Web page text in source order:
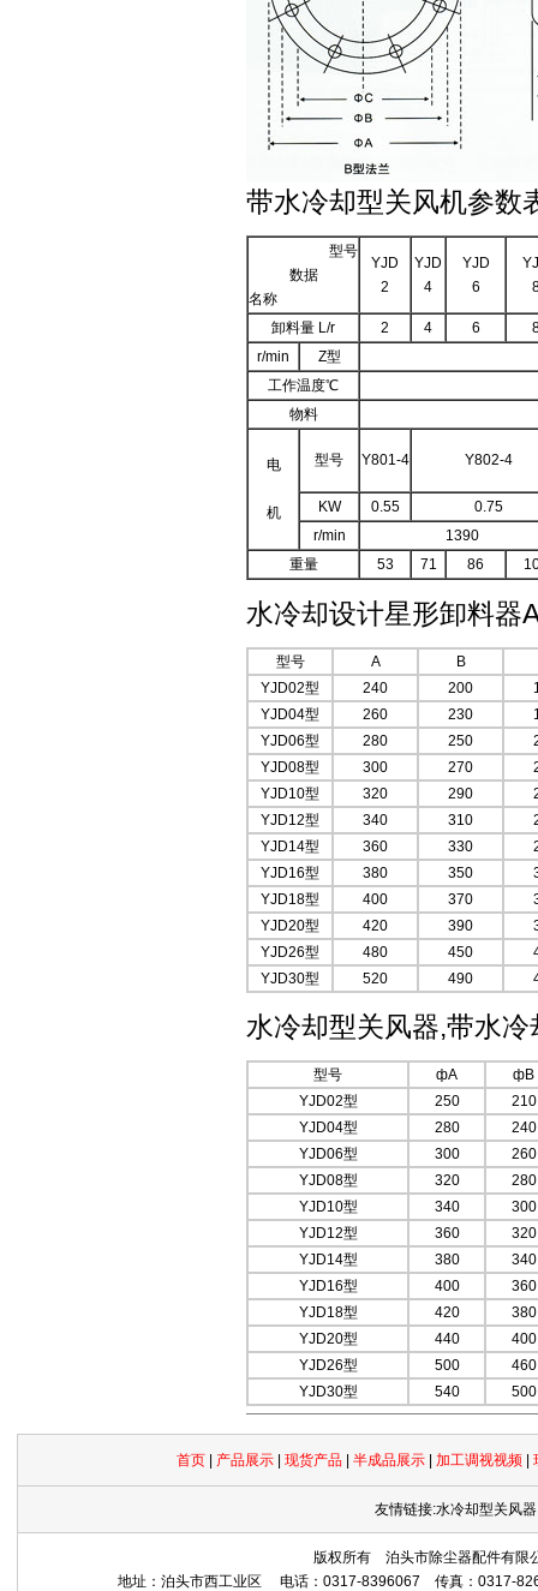
带水冷却型关风机参数
型号
数据
名称
YJD
2
YJD
4
YJD
6
卸料量 L/r 2 4 6
r/min
Z型
工作温度℃
物料
电
机
型号 Y801-4 Y802-4
KW 0.55
0.75
r/min
1390
重量
53 71 86
水冷却设计星形卸料器
型号 A
B
YJD02型
240 200
YJD04型
260 230
YJD06型
280 250
YJD08型
300 270
YJD10型
320 290
YJD12型
340 310
YJD14型
360 330
YJD16型
380 350
YJD18型
400 370
YJD20型
420 390
YJD26型
480 450
YJD30型
520 490
水冷却型关风器,带水
型号 фA
фB
YJD02型
250
210
YJD04型
280
240
YJD06型
300
260
YJD08型
320
280
YJD10型
340
300
YJD12型
360
320
YJD14型
380
340
YJD16型
400
360
YJD18型
420
380
YJD20型
440
400
YJD26型
500
460
YJD30型
540 500
首页| 产品展示| 现货产品| 半成品展示| 加工调视视频|
友情链接:水冷却型关风
版权所有 泊头市除尘器配件有
地址：泊头市西工业区 电话：0317-8396067 传真：0317-